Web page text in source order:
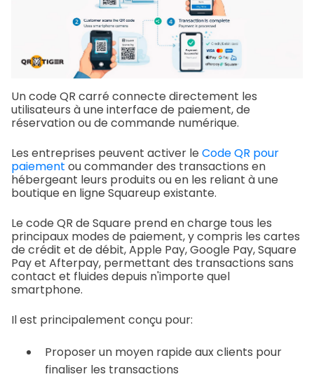
Un code QR carré connecte directement les
utilisateurs à une interface de paiement, de
réservation ou de commande numérique.
Les entreprises peuvent activer le Code QR pour
paiement ou commander des transactions en
hébergeant leurs produits ou en les reliant à une
boutique en ligne Squareup existante.
Le code QR de Square prend en charge tous les
principaux modes de paiement, y compris les cartes
de crédit et de débit, Apple Pay, Google Pay, Square
Pay et Afterpay, permettant des transactions sans
contact et fluides depuis n'importe quel
smartphone.
Il est principalement conçu pour:
Proposer un moyen rapide aux clients pour
finaliser les transactions